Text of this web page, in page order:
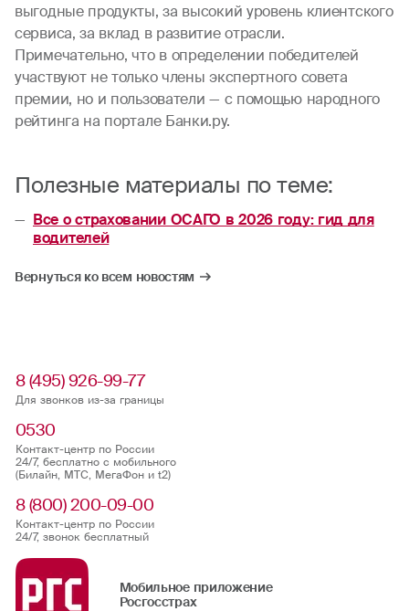
выгодные продукты, за высокий уровень клиентского
сервиса, за вклад в развитие отрасли.
Примечательно, что в определении победителей
участвуют не только члены экспертного совета
премии, но и пользователи — с помощью народного
рейтинга на портале Банки.ру.
Полезные материалы по теме:
Все о страховании ОСАГО в 2026 году: гид для
водителей
Вернуться ко всем новостям
8 (495) 926-99-77
Для звонков из-за границы
0530
Контакт-центр по России
24/7, бесплатно с мобильного
(Билайн, МТС, МегаФон и t2)
8 (800) 200-09-00
Контакт-центр по России
24/7, звонок бесплатный
Мобильное приложение
Росгосстрах